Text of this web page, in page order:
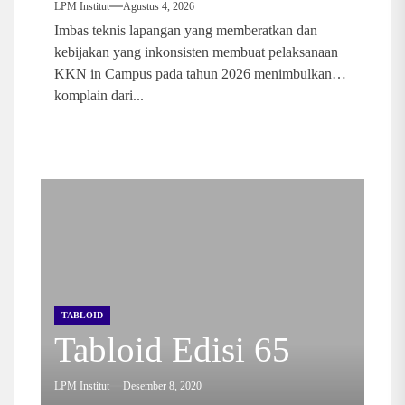
LPM Institut Agustus 4, 2026
Imbas teknis lapangan yang memberatkan dan
kebijakan yang inkonsisten membuat pelaksanaan
KKN in Campus pada tahun 2026 menimbulkan
komplain dari...
TABLOID
Tabloid Edisi 65
LPM Institut Desember 8, 2020
TABLOID
Tabloid Edisi 64
LPM Institut Oktober 26, 2020
TABLOID
Tabloid Edisi 63
LPM Institut Oktober 23, 2019
TABLOID
Tabloid Edisi 62
LPM Institut Oktober 23, 2019
TABLOID
Tabloid Edisi 61